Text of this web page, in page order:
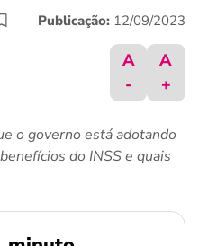
Publicação: 12/09/2023
A
-
A
+
o governo está adotando
do INSS e quais